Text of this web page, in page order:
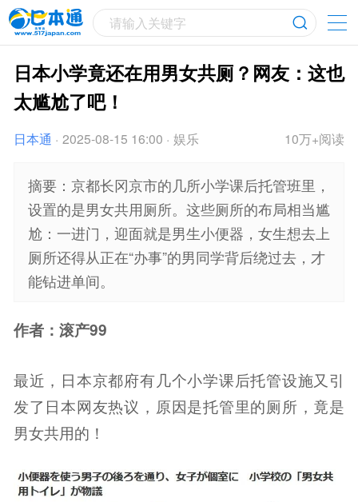
请输入关键字
日本小学竟还在用男女共厕？网友：这也
太尴尬了吧！
日本通 · 2025-08-15 16:00 · 娱乐 10万+阅读
摘要：京都长冈京市的几所小学课后托管班里，
设置的是男女共用厕所。这些厕所的布局相当尴
尬：一进门，迎面就是男生小便器，女生想去上
厕所还得从正在“办事”的男同学背后绕过去，才
能钻进单间。
作者：滚产99
最近，日本京都府有几个小学课后托管设施又引
发了日本网友热议，原因是托管里的厕所，竟是
男女共用的！